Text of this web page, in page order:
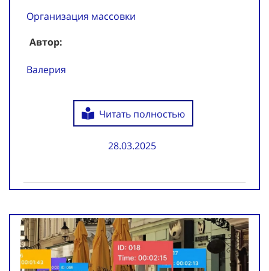
Организация массовки
Автор:
Валерия
Читать полностью
28.03.2025